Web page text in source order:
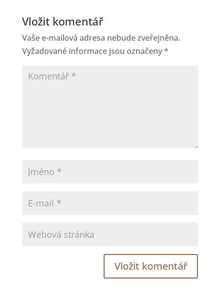
Vložit komentář
Vaše e-mailová adresa nebude zveřejněna.
Vyžadované informace jsou označeny*